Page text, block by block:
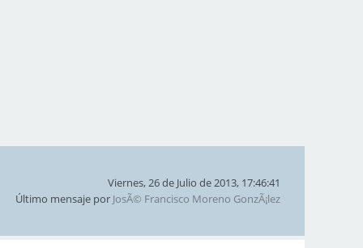
Viernes, 26 de Julio de 2013, 17:46:41
Último mensaje por JosÃ© Francisco Moreno GonzÃ¡lez